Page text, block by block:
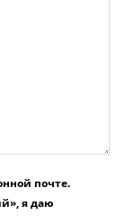
почте.
я даю